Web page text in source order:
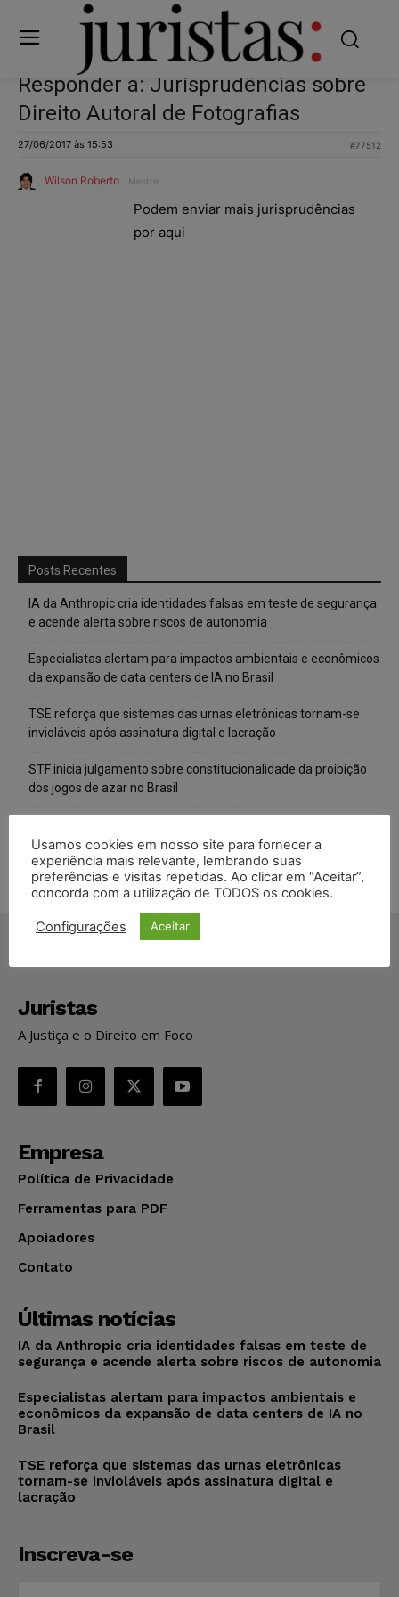
Responder a: Jurisprudências sobre
Direito Autoral de Fotografias
27/06/2017 às 15:53 #77512
Wilson Roberto Mestre
Podem enviar mais jurisprudências
por aqui
Posts Recentes
IA da Anthropic cria identidades falsas em teste de segurança
e acende alerta sobre riscos de autonomia
Especialistas alertam para impactos ambientais e econômicos
da expansão de data centers de IA no Brasil
TSE reforça que sistemas das urnas eletrônicas tornam-se
invioláveis após assinatura digital e lacração
STF inicia julgamento sobre constitucionalidade da proibição
dos jogos de azar no Brasil
Juristas
A Justiça e o Direito em Foco
Empresa
Política de Privacidade
Ferramentas para PDF
Apoiadores
Contato
Últimas notícias
IA da Anthropic cria identidades falsas em teste de
segurança e acende alerta sobre riscos de autonomia
Especialistas alertam para impactos ambientais e
econômicos da expansão de data centers de IA no
Brasil
TSE reforça que sistemas das urnas eletrônicas
tornam-se invioláveis após assinatura digital e
lacração
Inscreva-se
Usamos cookies em nosso site para fornecer a
experiência mais relevante, lembrando suas
preferências e visitas repetidas. Ao clicar em “Aceitar”,
concorda com a utilização de TODOS os cookies.
Configurações Aceitar